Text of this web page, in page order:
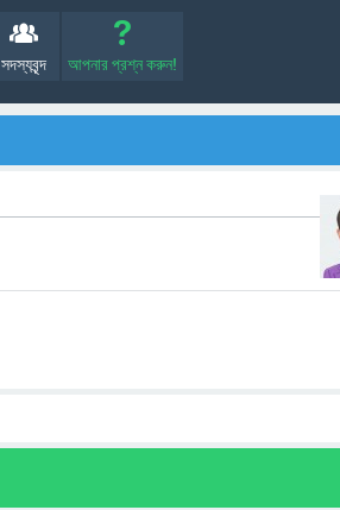
সদস্যবৃন্দ আপনার প্রশ্ন করুন!